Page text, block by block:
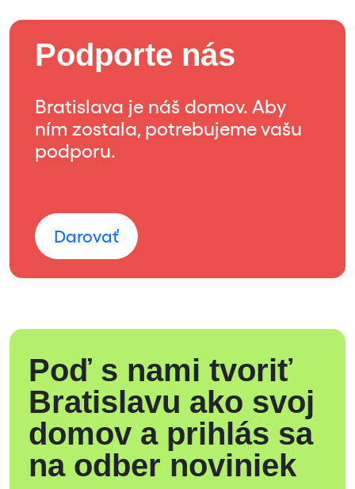
Podporte nás
Bratislava je náš domov. Aby
ním zostala, potrebujeme vašu
podporu.
Darovať
Poď s nami tvoriť
Bratislavu ako svoj
domov a prihlás sa
na odber noviniek